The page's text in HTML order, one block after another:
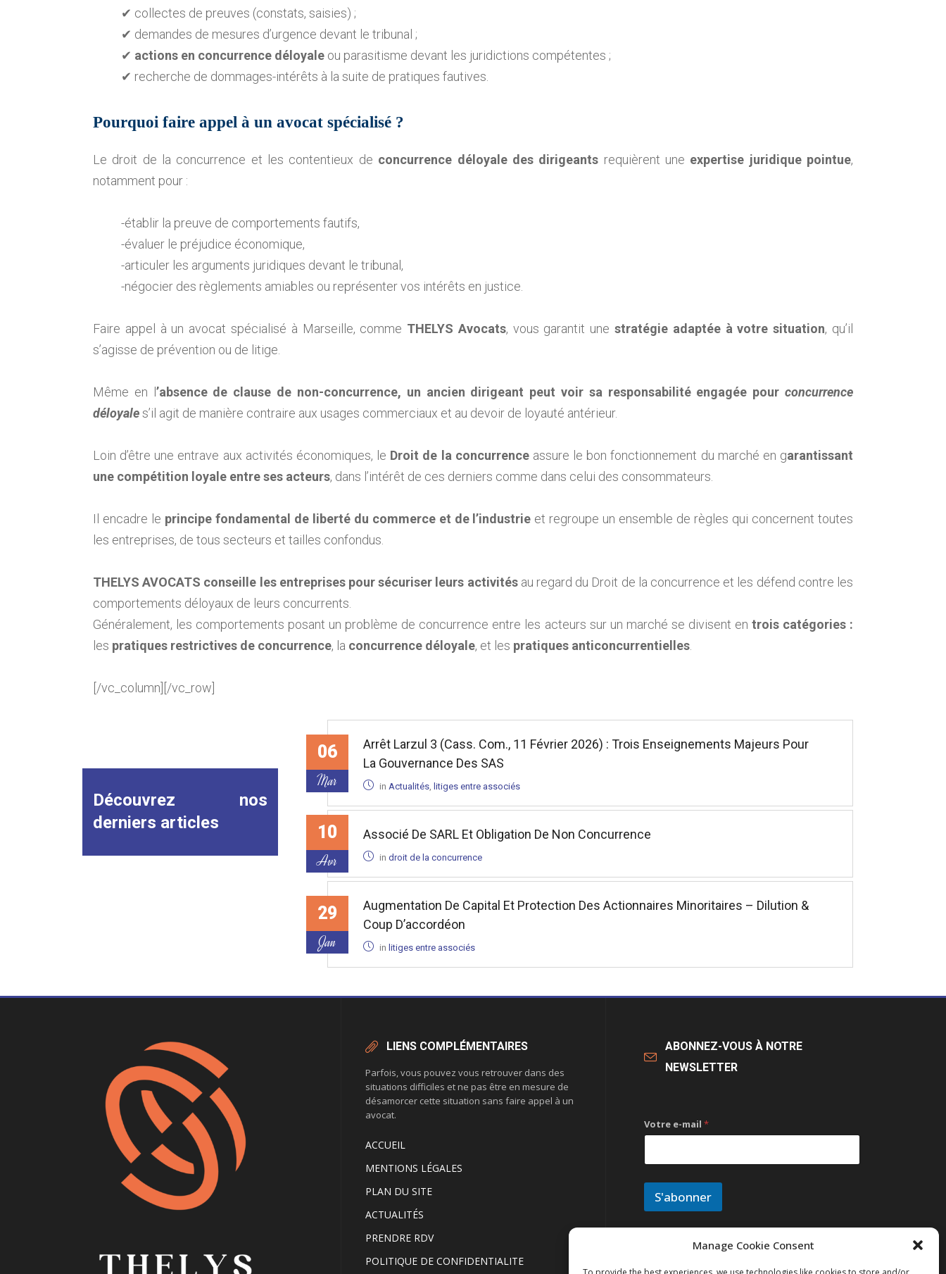
Manage Cookie Consent
✔ collectes de preuves (constats, saisies) ;
✔ demandes de mesures d’urgence devant le tribunal ;
✔ actions en concurrence déloyale ou parasitisme devant les juridictions compétentes ;
✔ recherche de dommages-intérêts à la suite de pratiques fautives.
Pourquoi faire appel à un avocat spécialisé ?
Le droit de la concurrence et les contentieux de concurrence déloyale des dirigeants requièrent une expertise juridique pointue,
notamment pour :
-établir la preuve de comportements fautifs,
-évaluer le préjudice économique,
-articuler les arguments juridiques devant le tribunal,
-négocier des règlements amiables ou représenter vos intérêts en justice.
Faire appel à un avocat spécialisé à Marseille, comme THELYS Avocats, vous garantit unestratégie adaptée à votre situation, qu’il
s’agisse de prévention ou de litige.
Même en l ’absence de clause de non-concurrence, un ancien dirigeant peut voir sa responsabilité engagée pour concurrence
déloyales’il agit de manière contraire aux usages commerciaux et au devoir de loyauté antérieur.
Loin d’être une entrave aux activités économiques, le Droit de la concurrenceassure le bon fonctionnement du marché en garantissant
une compétition loyale entre ses acteurs, dans l’intérêt de ces derniers comme dans celui des consommateurs.
Il encadre le principe fondamental de liberté du commerce et de l’industrie et regroupe un ensemble de règles qui concernent toutes
les entreprises, de tous secteurs et tailles confondus.
THELYS AVOCATS conseille les entreprises pour sécuriser leurs activitésau regard du Droit de la concurrence et les défend contre les
comportements déloyaux de leurs concurrents.
Généralement, les comportements posant un problème de concurrence entre les acteurs sur un marché se divisent en trois catégories :
les pratiques restrictives de concurrence, la concurrence déloyale, et les pratiques anticoncurrentielles
[/vc_column][/vc_row]
Découvrez nos
derniers articles
06
Mar
Arrêt Larzul 3 (Cass. Com., 11 Février 2026) : Trois Enseignements Majeurs Pour
La Gouvernance Des SAS
in Actualités, litiges entre associés
10
Avr
Associé De SARL Et Obligation De Non Concurrence
in droit de la concurrence
29
Jan
Augmentation De Capital Et Protection Des Actionnaires Minoritaires – Dilution &
Coup D’accordéon
in litiges entre associés
LIENS COMPLÉMENTAIRES
Parfois, vous pouvez vous retrouver dans des
situations difficiles et ne pas être en mesure de
désamorcer cette situation sans faire appel à un
avocat.
ACCUEIL
MENTIONS LÉGALES
PLAN DU SITE
ACTUALITÉS
PRENDRE RDV
POLITIQUE DE CONFIDENTIALITE
ABONNEZ-VOUS À NOTRE
NEWSLETTER
Votre e-mail*
S'abonner